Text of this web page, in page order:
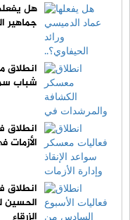
هل
جماهير
انطلاق
شباب
انطلاق
انطلاق